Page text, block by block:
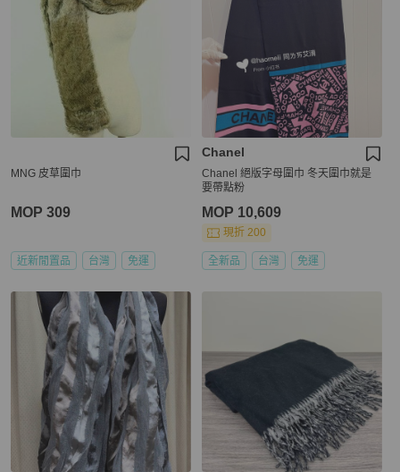
MNG 皮草圍巾
MOP 309
近新閒置品 台灣 免運
Chanel
Chanel 絕版字母圍巾 冬天圍巾就是
要帶點粉
MOP 10,609
現折 200
全新品 台灣 免運